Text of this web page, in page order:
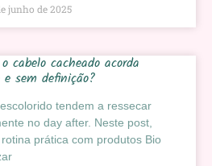
junho de 2025
cabelo cacheado acorda
e sem definição?
tendem a ressecar
no day after. Neste post,
prática com produtos Bio